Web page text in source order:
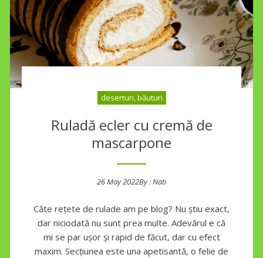
deserturi, băuturi
Ruladă ecler cu cremă de
mascarpone
26 May 2022By :Nati
Câte rețete de rulade am pe blog? Nu știu exact,
dar niciodată nu sunt prea multe. Adevărul e că
mi se par ușor și rapid de făcut, dar cu efect
maxim. Secțiunea este una apetisantă, o felie de